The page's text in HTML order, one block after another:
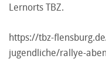
Lernorts TBZ.
https://tbz-
jugendliche/rallye-